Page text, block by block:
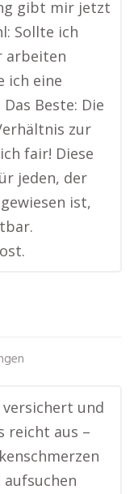
gibt mir jetzt
Sollte ich
arbeiten
ich eine
Beste: Die
zur
fair! Diese
jeden, der
ist,
und
reicht aus –
aufsuchen